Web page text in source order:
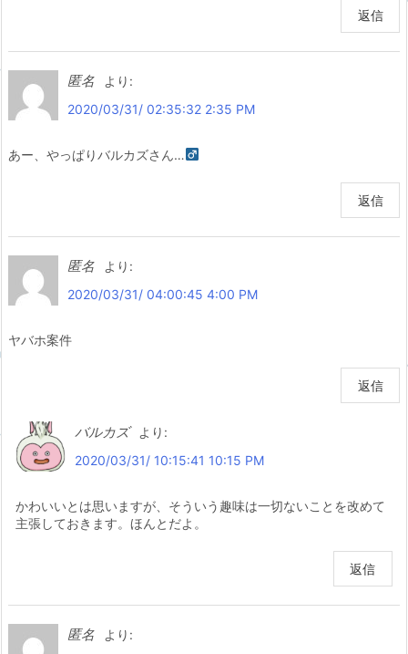
返信
匿名
より:
2020/03/31/ 02:35:32 2:35 PM
あー、やっぱりバルカズさん…
返信
匿名
より:
2020/03/31/ 04:00:45 4:00 PM
ヤバホ案件
返信
バルカズ
より:
2020/03/31/ 10:15:41 10:15 PM
かわいいとは思いますが、そういう趣味は一切ないことを改めて
主張しておきます。ほんとだよ。
返信
匿名
より: